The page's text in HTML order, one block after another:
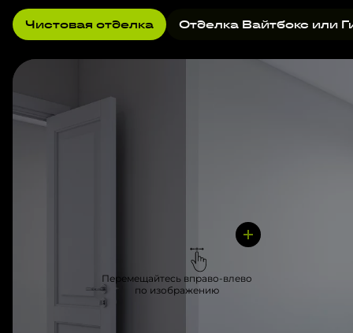
Чистовая отделка Отделка Вайтбокс или
Перемещайтесь вправо-влево
по изображению